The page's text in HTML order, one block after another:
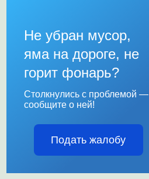
Не убран мусор,
яма на дороге, не
горит фонарь?
Столкнулись с проблемой —
сообщите о ней!
Подать жалобу